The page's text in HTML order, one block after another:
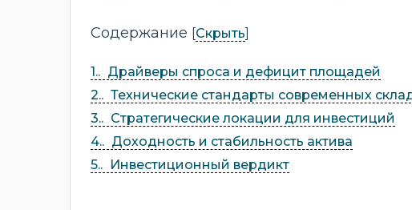
Содержание [Скрыть]
1.
Драйверы спроса и дефицит площадей
2.
Технические стандарты современных
3.
Стратегические локации для инвестиций
4.
Доходность и стабильность актива
5.
Инвестиционный вердикт